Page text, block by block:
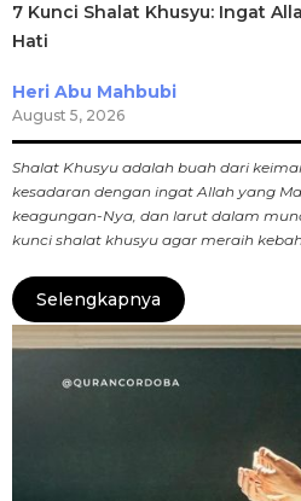
7 Kunci Shalat Khusyu: Ingat
Hati
Heri Abu Mahbubi
August 5, 2026
Shalat Khusyu adalah buah dari
kesadaran dengan ingat Allah yang
keagungan-Nya, dan larut dalam
kunci shalat khusyu agar meraih
Selengkapnya